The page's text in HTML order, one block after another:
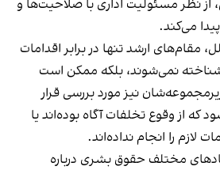
از نظر مسئولیت اداری با صلاحیت‌ها و
می‌کند.
مقام‌های ارشد تنها در برابر اقدامات
نمی‌شوند، بلکه ممکن است
نیز مورد بررسی قرار
که از وقوع تخلفات آگاه بوده‌اند یا
لازم را انجام نداده‌اند.
مختلف حقوق بشری درباره